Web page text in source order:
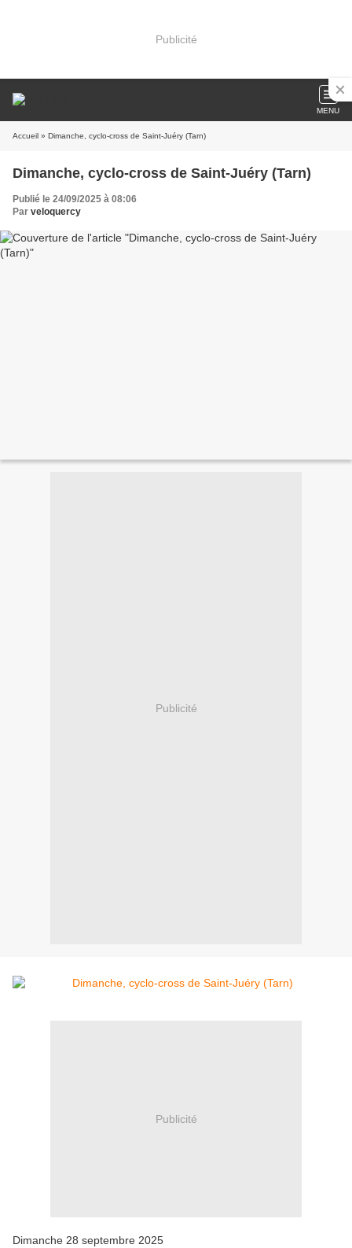
Publicité
MENU
Accueil » Dimanche, cyclo-cross de Saint-Juéry (Tarn)
Dimanche, cyclo-cross de Saint-Juéry (Tarn)
Publié le 24/09/2025 à 08:06
Par veloquercy
Publicité
Publicité
Dimanche 28 septembre 2025